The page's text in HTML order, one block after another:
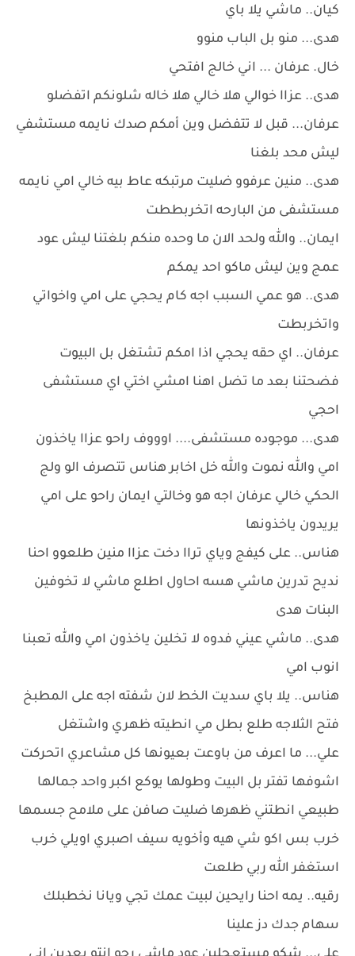
كيان.. ماشي يلا باي
هدى... منو بل الباب منوو
خال. عرفان ... اني خالج افتحي
هدى.. عزاا خوالي هلا خالي هلا خاله شلونكم اتفضلو
عرفان... قبل لا تتفضل وين أمكم صدك نايمه مستشفي
ليش محد بلغنا
هدى.. منين عرفوو ضليت مرتبكه عاط بيه خالي امي نايمه
مستشفى من البارحه اتخربططت
ايمان.. والله ولحد الان ما وحده منكم بلغتنا ليش عود
عمج وين ليش ماكو احد يمكم
هدى.. هو عمي السبب اجه كام يحجي على امي واخواتي
واتخربطت
عرفان.. اي حقه يحجي اذا امكم تشتغل بل البيوت
فضحتنا بعد ما تضل اهنا امشي اختي اي مستشفى
احجي
هدى... موجوده مستشفى.... اوووف راحو عزاا ياخذون
امي والله نموت والله خل اخابر هناس تتصرف الو ولج
الحكي خالي عرفان اجه هو وخالتي ايمان راحو على امي
يريدون ياخذونها
هناس.. على كيفج وياي تراا دخت عزاا منين طلعوو احنا
نديح تدرين ماشي هسه احاول اطلع ماشي لا تخوفين
البنات هدى
هدى.. ماشي عيني فدوه لا تخلين ياخذون امي والله تعبنا
انوب امي
هناس.. يلا باي سديت الخط لان شفته اجه على المطبخ
فتح الثلاجه طلع بطل مي انطيته ظهري واشتغل
علي... ما اعرف من باوعت بعيونها كل مشاعري اتحركت
اشوفها تفتر بل البيت وطولها يوكع اكبر واحد جمالها
طبيعي انطتني ظهرها ضليت صافن على ملامح جسمها
خرب بس اكو شي هيه وأخويه سيف اصبري اويلي خرب
استغفر الله ربي طلعت
رقيه.. يمه احنا رايحين لبيت عمك تجي ويانا نخطبلك
سهام جدك دز علينا